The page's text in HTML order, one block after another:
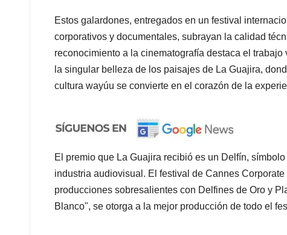
Estos galardones, entregados en un festival
corporativos y documentales, subrayan la calidad
reconocimiento a la cinematografía destaca el
la singular belleza de los paisajes de La Guajira,
cultura wayúu se convierte en el corazón de la
El premio que La Guajira recibió es un Delfín,
industria audiovisual. El festival de Cannes
producciones sobresalientes con Delfines de Oro y
Blanco", se otorga a la mejor producción de todo el